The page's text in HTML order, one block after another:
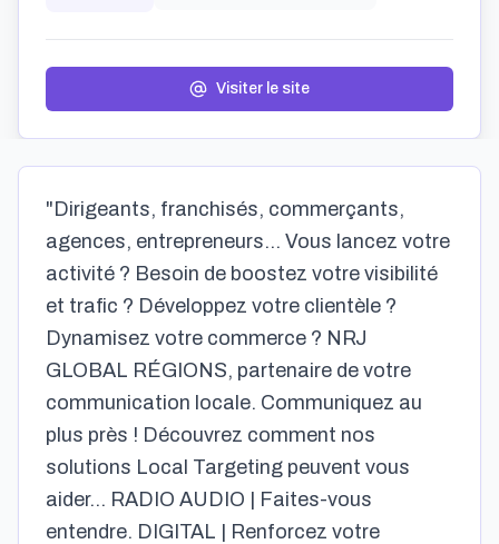
Visiter le site
"Dirigeants, franchisés, commerçants,
agences, entrepreneurs... Vous lancez votre
activité ? Besoin de boostez votre visibilité
et trafic ? Développez votre clientèle ?
Dynamisez votre commerce ? NRJ
GLOBAL RÉGIONS, partenaire de votre
communication locale. Communiquez au
plus près ! Découvrez comment nos
solutions Local Targeting peuvent vous
aider… RADIO AUDIO | Faites-vous
entendre. DIGITAL | Renforcez votre